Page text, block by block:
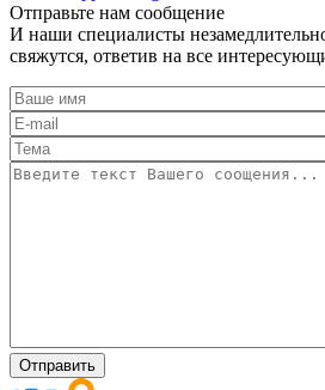
Отправьте нам сообщение
И наши специалисты
свяжутся, ответив на все